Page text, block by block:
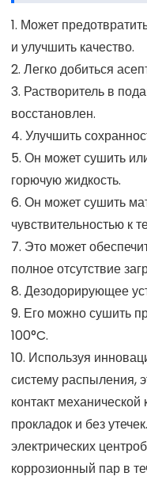
1. Может
и улучшить качество.
2. Легко добиться
3. Растворитель в
восстановлен.
4. Улучшить
5. Он может сушить
горючую жидкость.
6. Он может сушить
чувствительностью к
7. Это может
полное отсутствие
8. Дезодорирующее
9. Его можно сушить
100°C.
10. Используя
систему распыления,
контакт
прокладок и без
электрических
коррозионный пар в